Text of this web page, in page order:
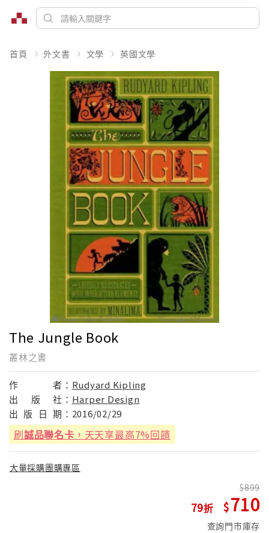
首頁 外文書 文學 英國文學
The Jungle Book
叢林之書
作 者： Rudyard Kipling
出
版 社： Harper Design
出 版 日 期： 2016/02/29
刷誠品聯名卡 ，天天享最高7%回饋
大量採購團購專區
79
899
710
查詢門市庫存